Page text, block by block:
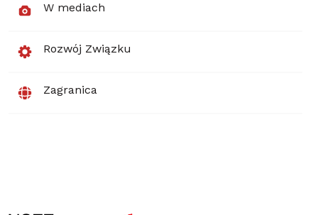
W mediach
Rozwój Związku
Zagranica